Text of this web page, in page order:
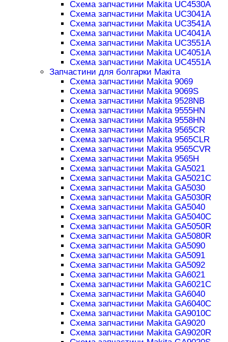
Схема запчастини Makita UC4530A
Схема запчастини Makita UC3041A
Схема запчастини Makita UC3541A
Схема запчастини Makita UC4041A
Схема запчастини Makita UC3551A
Схема запчастини Makita UC4051A
Схема запчастини Makita UC4551A
Запчастини для болгарки Макіта
Схема запчастини Makita 9069
Схема запчастини Makita 9069S
Схема запчастини Makita 9528NB
Схема запчастини Makita 9555HN
Схема запчастини Makita 9558HN
Схема запчастини Makita 9565CR
Схема запчастини Makita 9565CLR
Схема запчастини Makita 9565CVR
Схема запчастини Makita 9565H
Схема запчастини Makita GA5021
Схема запчастини Makita GA5021C
Схема запчастини Makita GA5030
Схема запчастини Makita GA5030R
Схема запчастини Makita GA5040
Схема запчастини Makita GA5040C
Схема запчастини Makita GA5050R
Схема запчастини Makita GA5080R
Схема запчастини Makita GA5090
Схема запчастини Makita GA5091
Схема запчастини Makita GA5092
Схема запчастини Makita GA6021
Схема запчастини Makita GA6021C
Схема запчастини Makita GA6040
Схема запчастини Makita GA6040C
Схема запчастини Makita GA9010C
Схема запчастини Makita GA9020
Схема запчастини Makita GA9020R